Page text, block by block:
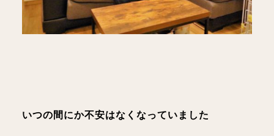
いつの間にか不安はなくなっていました